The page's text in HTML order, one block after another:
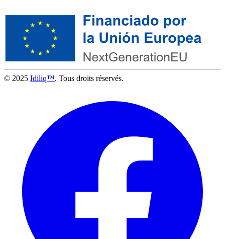
© 2025 Idiliq™. Tous droits réservés.